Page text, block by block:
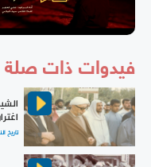
فيدوات ذات صلة
تاريخ